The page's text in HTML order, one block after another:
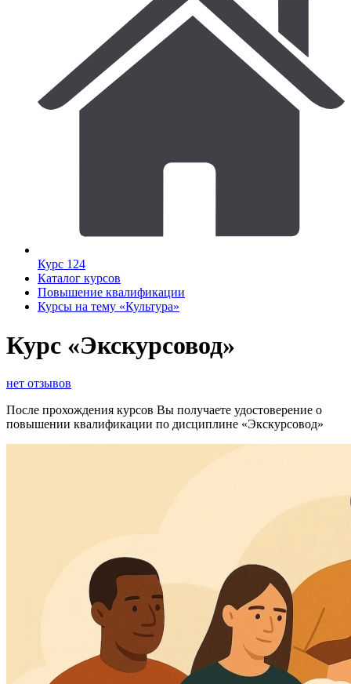
Курс 124
Каталог курсов
Повышение квалификации
Курсы на тему «Культура»
Курс «Экскурсовод»
нет отзывов
После прохождения курсов Вы получаете удостоверение о
повышении квалификации по дисциплине «Экскурсовод»